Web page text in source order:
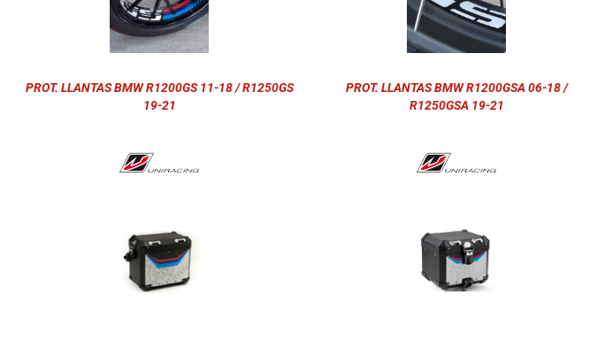
PROT. LLANTAS BMW R1200GS 11-18 / R1250GS
19-21
PROT. LLANTAS BMW R1200GSA 06-18 /
R1250GSA 19-21